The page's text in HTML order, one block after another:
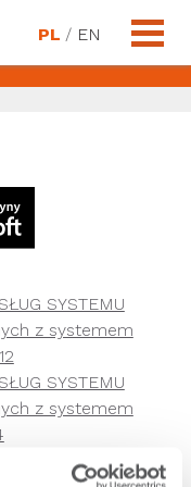
PL / EN
SYSTEMU
z systemem
SYSTEMU
z systemem
SYSTEMU